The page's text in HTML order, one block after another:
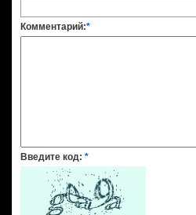
Комментарий:*
Введите код: *